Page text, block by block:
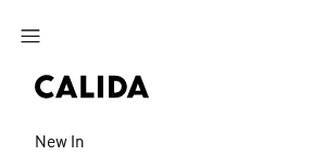
Zum Hauptinhalt springen
New In